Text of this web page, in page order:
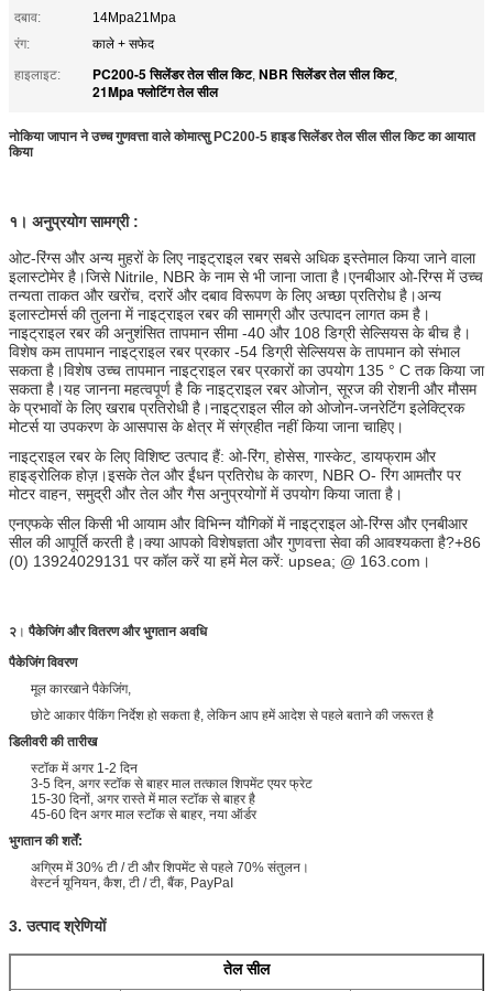
दबाव:
14Mpa21Mpa
रंग:
काले + सफेद
हाइलाइट:
PC200-5 सिलेंडर तेल सील किट, NBR सिलेंडर तेल सील किट,
21Mpa फ्लोटिंग तेल सील
नोकिया जापान ने उच्च गुणवत्ता वाले कोमात्सु PC200-5 हाइड सिलेंडर तेल सील सील किट का आयात
किया
१। अनुप्रयोगसामग्री :
ओट-रिंग्स और अन्य मुहरों के लिए नाइट्राइल रबर सबसे अधिक इस्तेमाल किया जाने वाला
इलास्टोमेर है।जिसे Nitrile, NBR के नाम से भी जाना जाता है।एनबीआर ओ-रिंग्स में उच्च
तन्यता ताकत और खरोंच, दरारें और दबाव विरूपण के लिए अच्छा प्रतिरोध है।अन्य
इलास्टोमर्स की तुलना में नाइट्राइल रबर की सामग्री और उत्पादन लागत कम है।
नाइट्राइल रबर की अनुशंसित तापमान सीमा -40 और 108 डिग्री सेल्सियस के बीच है।
विशेष कम तापमान नाइट्राइल रबर प्रकार -54 डिग्री सेल्सियस के तापमान को संभाल
सकता है।विशेष उच्च तापमान नाइट्राइल रबर प्रकारों का उपयोग 135 ° C तक किया जा
सकता है।यह जानना महत्वपूर्ण है कि नाइट्राइल रबर ओजोन, सूरज की रोशनी और मौसम
के प्रभावों के लिए खराब प्रतिरोधी है।नाइट्राइल सील को ओजोन-जनरेटिंग इलेक्ट्रिक
मोटर्स या उपकरण के आसपास के क्षेत्र में संग्रहीत नहीं किया जाना चाहिए।
नाइट्राइल रबर के लिए विशिष्ट उत्पाद हैं: ओ-रिंग, होसेस, गास्केट, डायफ्राम और
हाइड्रोलिक होज़।इसके तेल और ईंधन प्रतिरोध के कारण, NBR O- रिंग आमतौर पर
मोटर वाहन, समुद्री और तेल और गैस अनुप्रयोगों में उपयोग किया जाता है।
एनएफके सील किसी भी आयाम और विभिन्न यौगिकों में नाइट्राइल ओ-रिंग्स और एनबीआर
सील की आपूर्ति करती है।क्या आपको विशेषज्ञता और गुणवत्ता सेवा की आवश्यकता है?+86
(0) 13924029131 पर कॉल करें या हमें मेल करें: upsea; @ 163.com।
२ । पैकेजिंग और वितरण और भुगतान अवधि
पैकेजिंग विवरण
मूल कारखाने पैकेजिंग,
छोटे आकार पैकिंग निर्देश हो सकता है, लेकिन आप हमें आदेश से पहले बताने की जरूरत है
डिलीवरी की तारीख
स्टॉक में अगर 1-2 दिन
3-5 दिन, अगर स्टॉक से बाहर माल तत्काल शिपमेंट एयर फ्रेट
15-30 दिनों, अगर रास्ते में माल स्टॉक से बाहर है
45-60 दिन अगर माल स्टॉक से बाहर, नया ऑर्डर
भुगतान की शर्तें:
अग्रिम में 30% टी / टी और शिपमेंट से पहले 70% संतुलन।
वेस्टर्न यूनियन, कैश, टी / टी, बैंक, PayPaI
3. उत्पाद श्रेणियों
तेल सील